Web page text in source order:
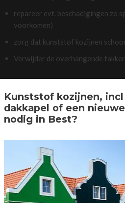
repareer evt. beschadigingen zo
voorkomen)
zorg dat kunststof kozijnen
Verwijder de overhangende
Kunststof kozijnen,
dakkapel of een
nodig in Best?